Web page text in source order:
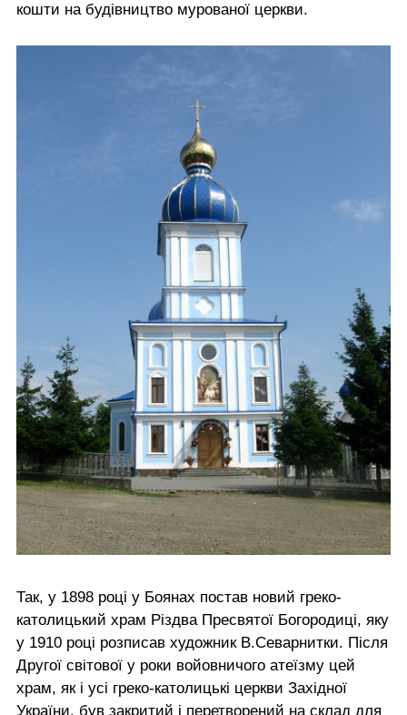
кошти на будівництво мурованої церкви.
Так, у 1898 році у Боянах постав новий греко-
католицький храм Різдва Пресвятої Богородиці, яку
у 1910 році розписав художник В.Севарнитки. Після
Другої світової у роки войовничого атеїзму цей
храм, як і усі греко-католицькі церкви Західної
України, був закритий і перетворений на склад для